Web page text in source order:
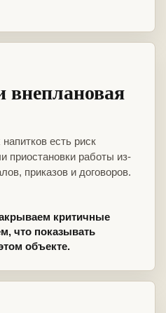
есть риск
приостановки работы из-
приказов и договоров.
критичные
что показывать
объекте.